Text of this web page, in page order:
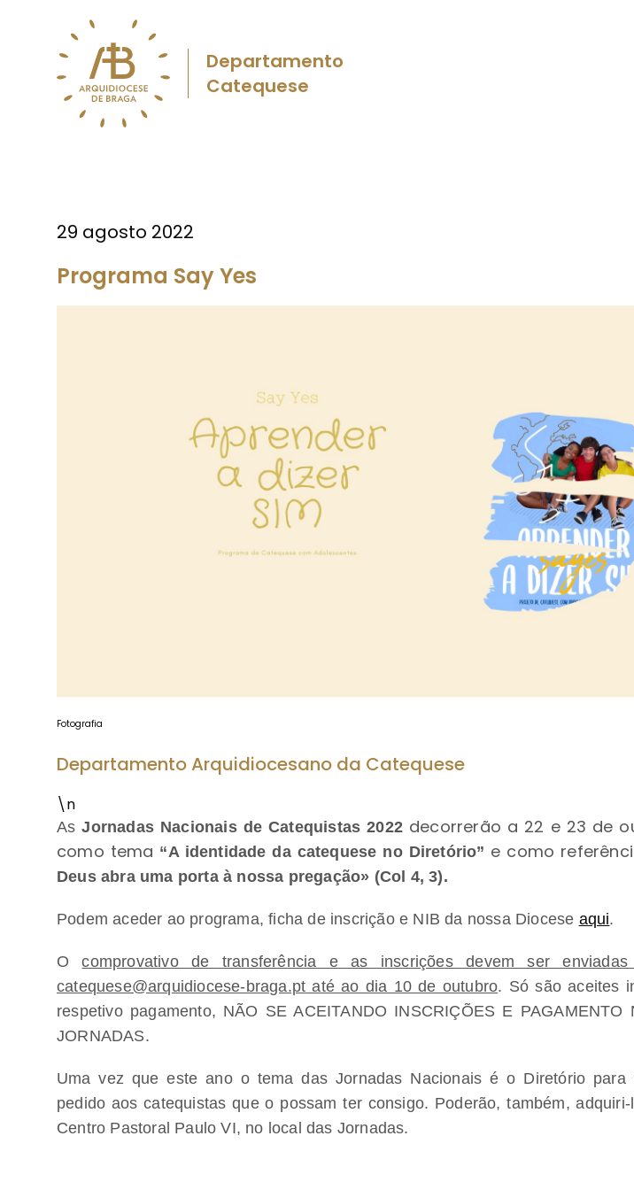
Departamento
Catequese
29 agosto 2022
Programa Say Yes
Fotografia
Departamento Arquidiocesano da Catequese
\n
AsJornadas Nacionais de Catequistas 2022 decorrerão a 22 e 23 de
como tema “A identidade da catequese no Diretório” e como
Deus abra uma porta à nossa pregação» (Col 4, 3).
Podem aceder ao programa, ficha de inscrição e NIB da nossa Diocese aqui.
Ocomprovativo de transferência e as inscrições devem ser
catequese@arquidiocese-braga.pt até ao dia 10 de outubro. Só são aceites
respetivo pagamento, NÃO SE ACEITANDO INSCRIÇÕES E PAGAMENTO
JORNADAS.
Uma vez que este ano o tema das Jornadas Nacionais é o Diretório para
pedido aos catequistas que o possam ter consigo. Poderão, também,
Centro Pastoral Paulo VI, no local das Jornadas.